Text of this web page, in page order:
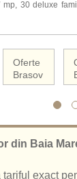
mp, 30 deluxe
par, halate de
exterioare,
de golf, loc de joaca
Hurghada
Oferte
Brasov
din Baia
tariful exact